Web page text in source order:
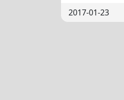
2017-01-23